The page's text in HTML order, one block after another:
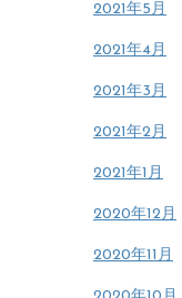
2021年5月
2021年4月
2021年3月
2021年2月
2021年1月
2020年12月
2020年11月